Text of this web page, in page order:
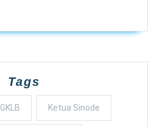
Tags
GKLB Ketua Sinode